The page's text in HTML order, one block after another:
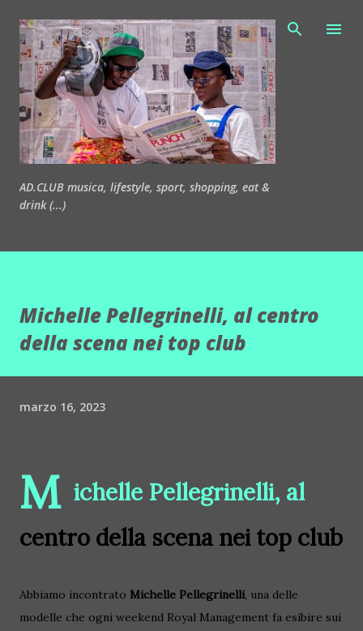
Passa ai contenuti principali
AD.CLUB musica, lifestyle, sport, shopping, eat &
drink (...)
Michelle Pellegrinelli, al centro
della scena nei top club
marzo 16, 2023
M ichelle Pellegrinelli, al
centro della scena nei top club
Abbiamo incontrato Michelle Pellegrinelli, una delle
modelle che ogni weekend Royal Management fa esibire sui